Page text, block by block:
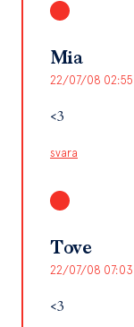
Mia
22/07/08 02:55
<3
svara
Tove
22/07/08 07:03
<3